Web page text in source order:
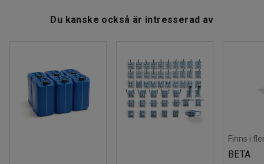
Du kanske också är intresserad av
Finns i
BETA